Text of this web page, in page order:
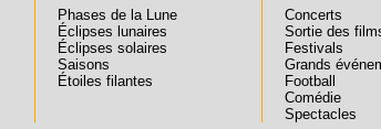
Phases de la Lune
Éclipses lunaires
Éclipses solaires
Saisons
Étoiles filantes
Concerts
Sortie des
Festivals
Grands
Football
Comédie
Spectacles